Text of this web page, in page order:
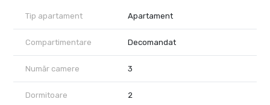
Tip apartament Apartament
Compartimentare Decomandat
Număr camere 3
Dormitoare 2